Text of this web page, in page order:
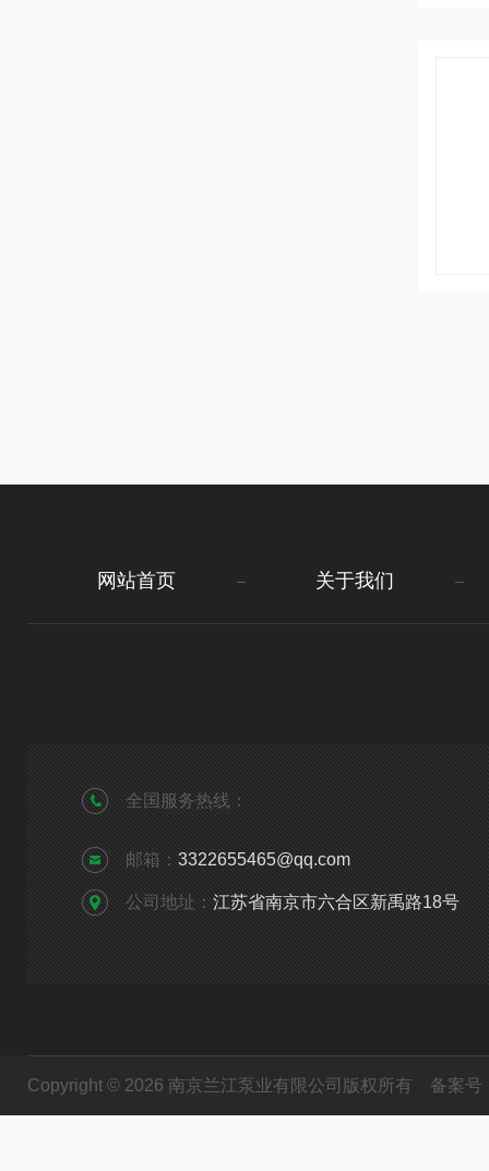
网站首页 关于我们
全国服务热线：
邮箱： 3322655465@qq.com
公司地址： 江苏省南京市六合区新禹路18号
Copyright © 2026 南京兰江泵业有限公司版权所有 备案号